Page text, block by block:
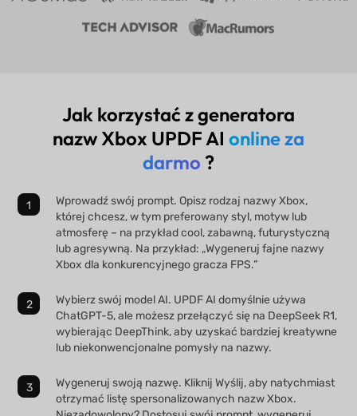
Jak korzystać z generatora
nazw Xbox UPDF AI online za
darmo ?
Wprowadź swój prompt. Opisz rodzaj nazwy Xbox,
której chcesz, w tym preferowany styl, motyw lub
atmosferę – na przykład cool, zabawną, futurystyczną
lub agresywną. Na przykład: „Wygeneruj fajne nazwy
Xbox dla konkurencyjnego gracza FPS.”
Wybierz swój model AI. UPDF AI domyślnie używa
ChatGPT-5, ale możesz przełączyć się na DeepSeek R1,
wybierając DeepThink, aby uzyskać bardziej kreatywne
lub niekonwencjonalne pomysły na nazwy.
Wygeneruj swoją nazwę. Kliknij Wyślij, aby natychmiast
otrzymać listę spersonalizowanych nazw Xbox.